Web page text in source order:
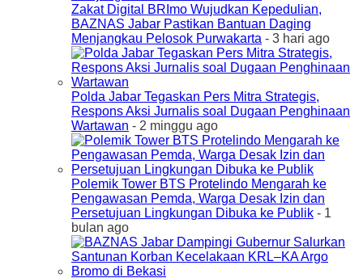
Zakat Digital BRImo Wujudkan Kepedulian,
BAZNAS Jabar Pastikan Bantuan Daging
Menjangkau Pelosok Purwakarta - 3 hari ago
Polda Jabar Tegaskan Pers Mitra Strategis,
Respons Aksi Jurnalis soal Dugaan Penghinaan
Wartawan - 2 minggu ago
Polemik Tower BTS Protelindo Mengarah ke
Pengawasan Pemda, Warga Desak Izin dan
Persetujuan Lingkungan Dibuka ke Publik - 1
bulan ago